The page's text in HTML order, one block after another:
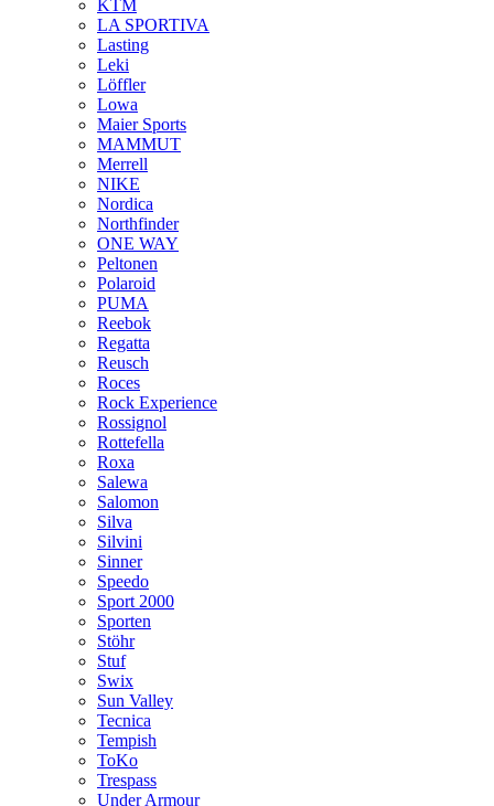
KTM
LA SPORTIVA
Lasting
Leki
Löffler
Lowa
Maier Sports
MAMMUT
Merrell
NIKE
Nordica
Northfinder
ONE WAY
Peltonen
Polaroid
PUMA
Reebok
Regatta
Reusch
Roces
Rock Experience
Rossignol
Rottefella
Roxa
Salewa
Salomon
Silva
Silvini
Sinner
Speedo
Sport 2000
Sporten
Stöhr
Stuf
Swix
Sun Valley
Tecnica
Tempish
ToKo
Trespass
Under Armour